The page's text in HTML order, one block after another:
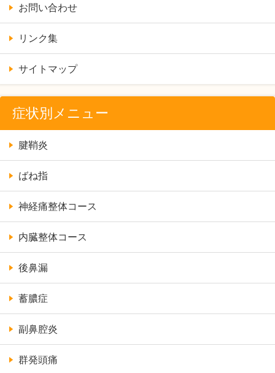
お問い合わせ
リンク集
サイトマップ
症状別メニュー
腱鞘炎
ばね指
神経痛整体コース
内臓整体コース
後鼻漏
蓄膿症
副鼻腔炎
群発頭痛